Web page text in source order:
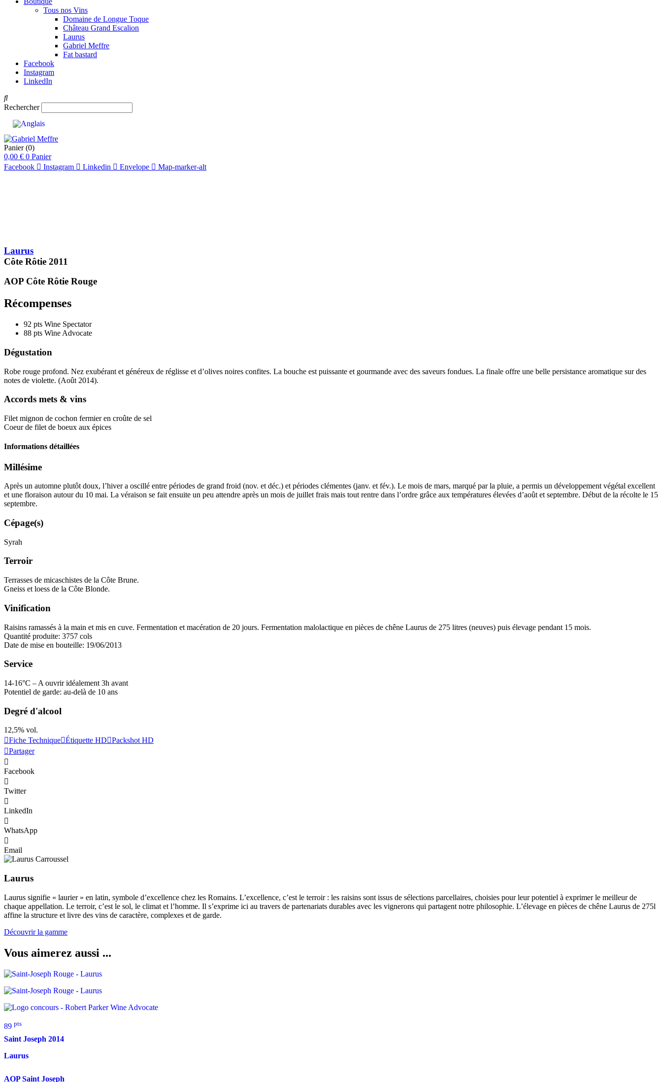
Tous nos Vins
Domaine de Longue Toque
Château Grand Escalion
Laurus
Gabriel Meffre
Fat bastard
Facebook
Instagram
LinkedIn
Rechercher
Panier (0)
0,00 € 0 Panier
Facebook
Instagram Linkedin Envelope Map-marker-alt
Laurus
Côte Rôtie 2011
AOP Côte Rôtie Rouge
Récompenses
92 pts Wine Spectator
88 pts Wine Advocate
Dégustation
Robe rouge profond. Nez exubérant et généreux de réglisse et d’olives noires confites. La bouche est puissante et gourmande avec des saveurs fondues. La finale offre une belle persistance aromatique sur des
notes de violette. (Août 2014).
Accords mets & vins
Filet mignon de cochon fermier en croûte de sel
Coeur de filet de boeux aux épices
Informations détaillées
Millésime
Après un automne plutôt doux, l’hiver a oscillé entre périodes de grand froid (nov. et déc.) et périodes clémentes (janv. et fév.). Le mois de mars, marqué par la pluie, a permis un développement végétal excellent
et une floraison autour du 10 mai. La véraison se fait ensuite un peu attendre après un mois de juillet frais mais tout rentre dans l’ordre grâce aux températures élevées d’août et septembre. Début de la récolte le 15
septembre.
Cépage(s)
Syrah
Terroir
Terrasses de micaschistes de la Côte Brune.
Gneiss et loess de la Côte Blonde.
Vinification
Raisins ramassés à la main et mis en cuve. Fermentation et macération de 20 jours. Fermentation malolactique en pièces de chêne Laurus de 275 litres (neuves) puis élevage pendant 15 mois.
Quantité produite: 3757 cols
Date de mise en bouteille: 19/06/2013
Service
14-16°C – A ouvrir idéalement 3h avant
Potentiel de garde: au-delà de 10 ans
Degré d'alcool
12,5% vol.
Fiche Technique Étiquette HD
Packshot HD
Partager
Facebook
Twitter
LinkedIn
WhatsApp
Email
Laurus
Laurus signifie « laurier » en latin, symbole d’excellence chez les Romains. L’excellence, c’est le terroir : les raisins sont issus de sélections parcellaires, choisies pour leur potentiel à exprimer le meilleur de
chaque appellation. Le terroir, c’est le sol, le climat et l’homme. Il s’exprime ici au travers de partenariats durables avec les vignerons qui partagent notre philosophie. L’élevage en pièces de chêne Laurus de 275l
affine la structure et livre des vins de caractère, complexes et de garde.
Découvrir la gamme
Vous aimerez aussi ...
89 pts
Saint Joseph 2014
Laurus
AOP Saint Joseph